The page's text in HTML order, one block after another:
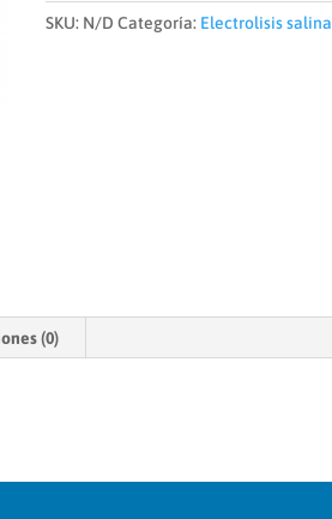
SKU: N/D Categoría: Electrolisis salina
(0)